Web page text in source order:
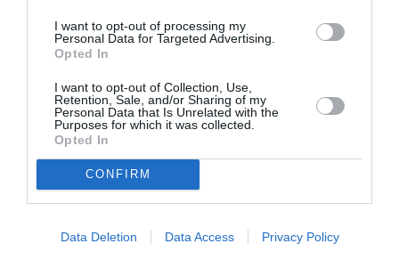
I want to opt-out of processing my
Personal Data for Targeted Advertising.
Opted In
I want to opt-out of Collection, Use,
Retention, Sale, and/or Sharing of my
Personal Data that Is Unrelated with the
Purposes for which it was collected.
Opted In
CONFIRM
Data Deletion Data Access Privacy Policy
Σχετικά Άρθρα